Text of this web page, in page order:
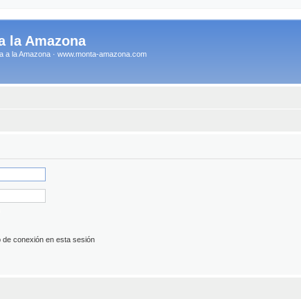
la Amazona
a la Amazona · www.monta-amazona.com
de conexión en esta sesión